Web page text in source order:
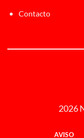
Contacto
2026
AVISO